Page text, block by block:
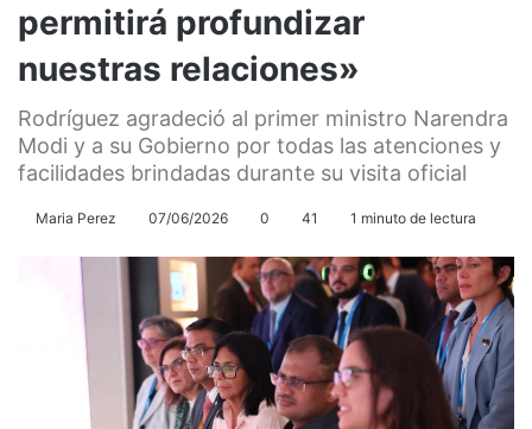
permitirá profundizar
nuestras relaciones»
Rodríguez agradeció al primer ministro Narendra
Modi y a su Gobierno por todas las atenciones y
facilidades brindadas durante su visita oficial
Maria Perez 07/06/2026 0 41 1 minuto de lectura